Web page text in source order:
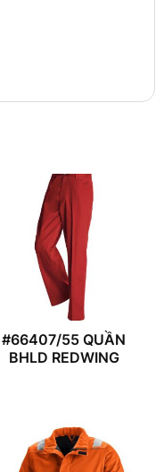
#66407/55 QUẦN
BHLD REDWING